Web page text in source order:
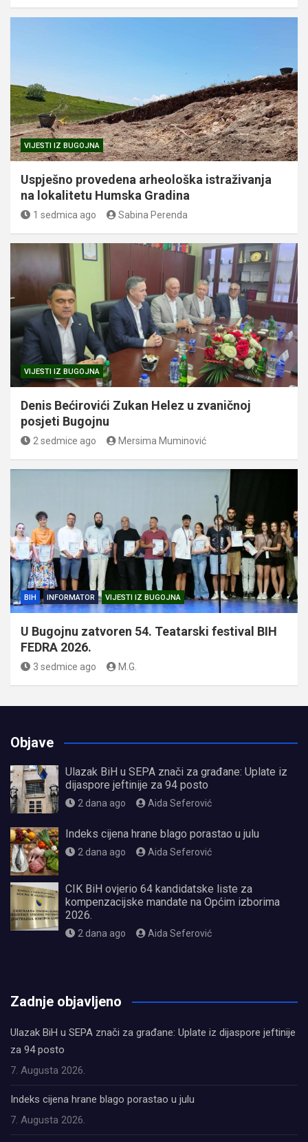
VIJESTI IZ BUGOJNA
Uspješno provedena arheološka istraživanja
na lokalitetu Humska Gradina
1 sedmica ago Sabina Perenda
VIJESTI IZ BUGOJNA
Denis Bećirovići Zukan Helez u zvaničnoj
posjeti Bugojnu
2 sedmice ago Mersima Muminović
BIH INFORMATOR VIJESTI IZ BUGOJNA
U Bugojnu zatvoren 54. Teatarski festival BIH
FEDRA 2026.
3 sedmice ago M.G.
Objave
Ulazak BiH u SEPA znači za građane: Uplate iz
dijaspore jeftinije za 94 posto
2 dana ago Aida Seferović
Indeks cijena hrane blago porastao u julu
2 dana ago Aida Seferović
CIK BiH ovjerio 64 kandidatske liste za
kompenzacijske mandate na Općim izborima
2026.
2 dana ago Aida Seferović
Zadnje objavljeno
Ulazak BiH u SEPA znači za građane: Uplate iz dijaspore jeftinije
za 94 posto
7. Augusta 2026.
Indeks cijena hrane blago porastao u julu
7. Augusta 2026.